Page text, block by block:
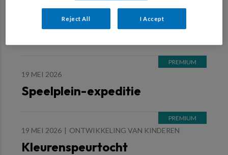
10 JULI 2026 SAMENWERKEN
Natuurkwasten in de aanslag
19 MEI 2026
Speelplein-expeditie
19 MEI 2026 ONTWIKKELING VAN KINDEREN
Kleurenspeurtocht
Reject All I Accept